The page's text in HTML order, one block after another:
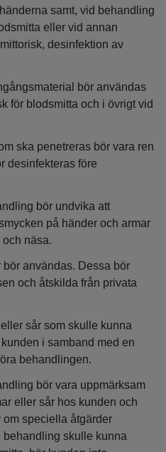
samt, vid behandling
eller vid annan
desinfektion av
bör användas
för blodsmitta och i övrigt vid
ska penetreras bör vara ren
desinfekteras före
bör undvika att
på händer och armar
näsa.
användas. Dessa bör
och åtskilda från privata
sår som skulle kunna
i samband med en
behandlingen.
bör vara uppmärksam
eller sår hos kunden och
speciella åtgärder
behandling skulle kunna